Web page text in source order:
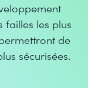
failles les plus
de
sécurisées.